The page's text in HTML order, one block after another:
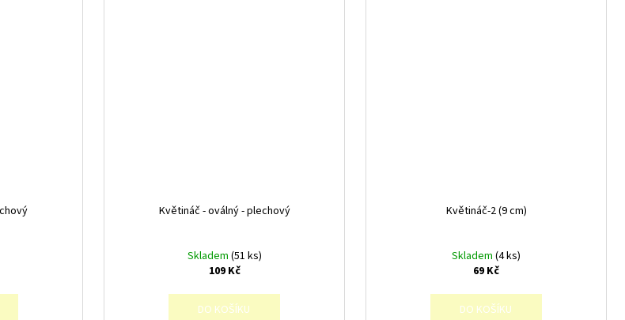
Květináč - oválný - plechový
Skladem (51 ks)
109 Kč
DO KOŠÍKU
Květináč-2 (9 cm)
Skladem (4 ks)
69 Kč
DO KOŠÍKU